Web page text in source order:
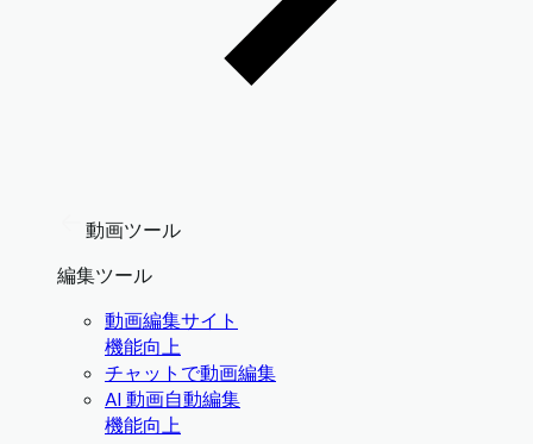
動画ツール
編集ツール
動画編集サイト
機能向上
チャットで動画編集
AI 動画自動編集
機能向上